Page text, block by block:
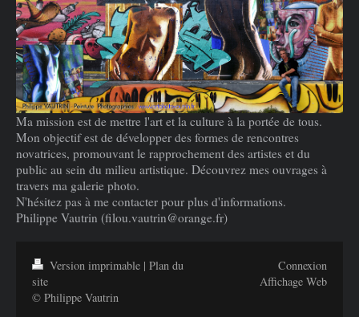
Ma mission est de mettre l'art et la culture à la portée de tous.
Mon objectif est de développer des formes de rencontres
novatrices, promouvant le rapprochement des artistes et du
public au sein du milieu artistique. Découvrez mes ouvrages à
travers ma galerie photo.
N'hésitez pas à me contacter pour plus d'informations.
Philippe Vautrin (filou.vautrin@orange.fr)
Version imprimable | Plan du
site
© Philippe Vautrin
Connexion
Affichage Web